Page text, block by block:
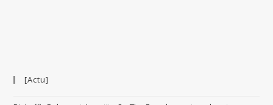
[Actu]